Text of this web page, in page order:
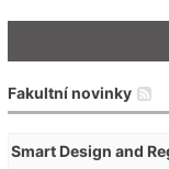
Fakultní novinky
Smart Design and